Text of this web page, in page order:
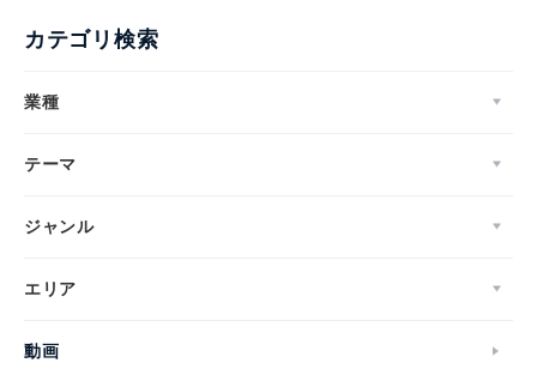
カテゴリ検索
業種
テーマ
ジャンル
エリア
動画